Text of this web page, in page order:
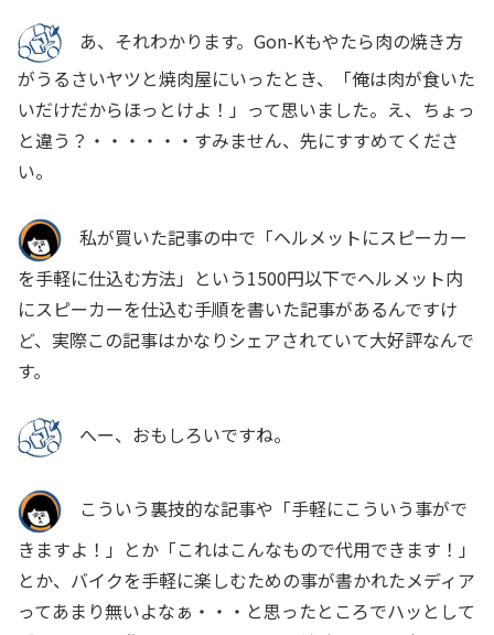
あ、それわかります。Gon-Kもやたら肉の焼き方
がうるさいヤツと焼肉屋にいったとき、「俺は肉が食いた
いだけだからほっとけよ！」って思いました。え、ちょっ
と違う？・・・・・・すみません、先にすすめてくださ
い。
私が買いた記事の中で「ヘルメットにスピーカー
を手軽に仕込む方法」という1500円以下でヘルメット内
にスピーカーを仕込む手順を書いた記事があるんですけ
ど、実際この記事はかなりシェアされていて大好評なんで
す。
へー、おもしろいですね。
こういう裏技的な記事や「手軽にこういう事がで
きますよ！」とか「これはこんなもので代用できます！」
とか、バイクを手軽に楽しむための事が書かれたメディア
ってあまり無いよなぁ・・・と思ったところでハッとして